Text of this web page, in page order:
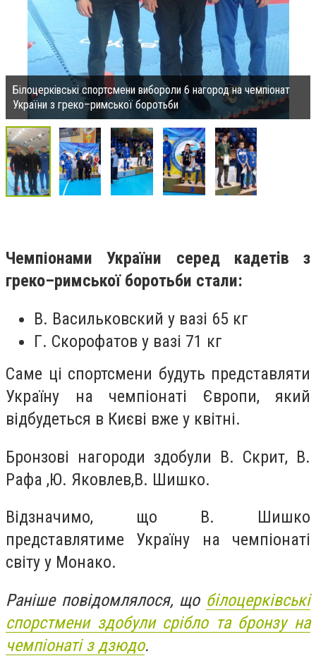
Білоцерківські спортсмени вибороли 6 нагород на чемпiонат
України з греко–римської боротьби
Чемпіонами України серед кадетiв з
греко–римської боротьби стали:
В. Васильковский у вазi 65 кг
Г. Скорофатов у вазi 71 кг
Саме ці спортсмени будуть представляти
Україну на чемпіонаті Європи, який
відбудеться в Києві вже у квітні.
Бронзовi нагороди здобули В. Скрит, В.
Рафа ,Ю. Яковлев,В. Шишко.
Відзначимо, що В. Шишко
представлятиме Україну на чемпiонатi
свiту у Монако.
Раніше повідомлялося, що білоцерківські
спорстмени здобули срібло та бронзу на
чемпіонаті з дзюдо.